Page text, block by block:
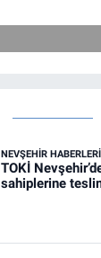
NEVŞEHIR HABERLERI
TOKİ
sahiplerine